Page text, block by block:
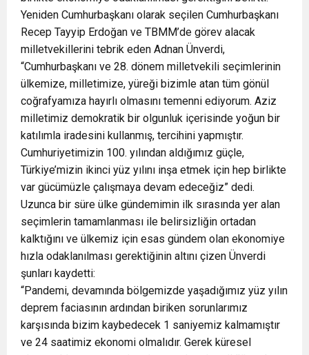
Yeniden Cumhurbaşkanı olarak seçilen Cumhurbaşkanı
Recep Tayyip Erdoğan ve TBMM’de görev alacak
milletvekillerini tebrik eden Adnan Ünverdi,
“Cumhurbaşkanı ve 28. dönem milletvekili seçimlerinin
ülkemize, milletimize, yüreği bizimle atan tüm gönül
coğrafyamıza hayırlı olmasını temenni ediyorum. Aziz
milletimiz demokratik bir olgunluk içerisinde yoğun bir
katılımla iradesini kullanmış, tercihini yapmıştır.
Cumhuriyetimizin 100. yılından aldığımız güçle,
Türkiye’mizin ikinci yüz yılını inşa etmek için hep birlikte
var gücümüzle çalışmaya devam edeceğiz” dedi.
Uzunca bir süre ülke gündemimin ilk sırasında yer alan
seçimlerin tamamlanması ile belirsizliğin ortadan
kalktığını ve ülkemiz için esas gündem olan ekonomiye
hızla odaklanılması gerektiğinin altını çizen Ünverdi
şunları kaydetti:
“Pandemi, devamında bölgemizde yaşadığımız yüz yılın
deprem faciasının ardından biriken sorunlarımız
karşısında bizim kaybedecek 1 saniyemiz kalmamıştır
ve 24 saatimiz ekonomi olmalıdır. Gerek küresel